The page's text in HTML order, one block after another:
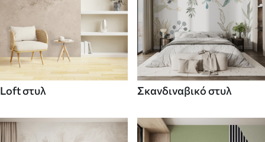
Loft στυλ Σκανδιναβικό στυλ